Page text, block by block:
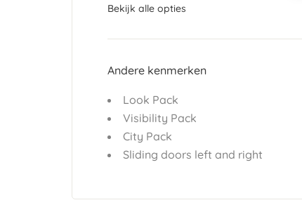
Bekijk alle opties
Andere kenmerken
Look Pack
Visibility Pack
City Pack
Sliding doors left and right